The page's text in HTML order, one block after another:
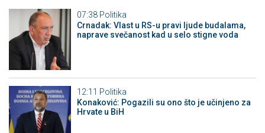
07:38 Politika
Crnadak: Vlast u RS-u pravi ljude budalama,
naprave svečanost kad u selo stigne voda
12:11 Politika
Konaković: Pogazili su ono što je učinjeno za
Hrvate u BiH